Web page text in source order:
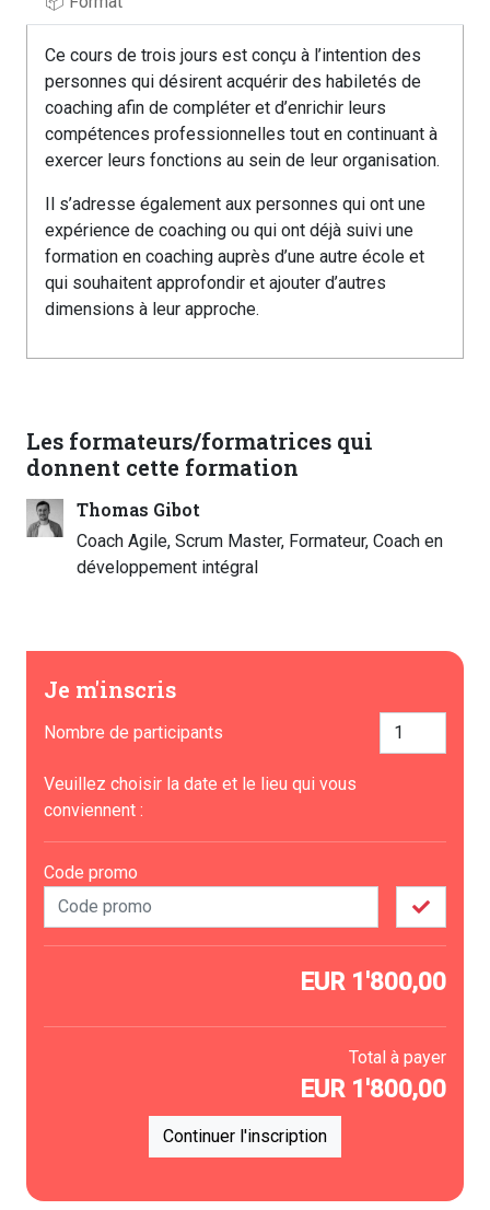
Ce cours de trois jours est conçu à l’intention des
personnes qui désirent acquérir des habiletés de
coaching afin de compléter et d’enrichir leurs
compétences professionnelles tout en continuant à
exercer leurs fonctions au sein de leur organisation.
Il s’adresse également aux personnes qui ont une
expérience de coaching ou qui ont déjà suivi une
formation en coaching auprès d’une autre école et
qui souhaitent approfondir et ajouter d’autres
dimensions à leur approche.
Les formateurs/formatrices qui
donnent cette formation
Thomas Gibot
Coach Agile, Scrum Master, Formateur, Coach en
développement intégral
Je m'inscris
Nombre de participants
Veuillez choisir la date et le lieu qui vous
conviennent :
Code promo
EUR 1'800,00
Total à payer
EUR 1'800,00
Continuer l'inscription